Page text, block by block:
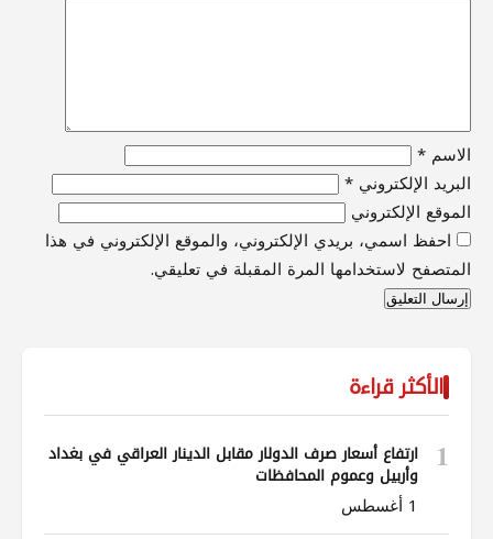
الاسم *
البريد الإلكتروني *
الموقع الإلكتروني
احفظ اسمي، بريدي الإلكتروني، والموقع الإلكتروني في هذا
المتصفح لاستخدامها المرة المقبلة في تعليقي.
الأكثر قراءة
1 ارتفاع أسعار صرف الدولار مقابل الدينار العراقي في بغداد
وأربيل وعموم المحافظات
1 أغسطس